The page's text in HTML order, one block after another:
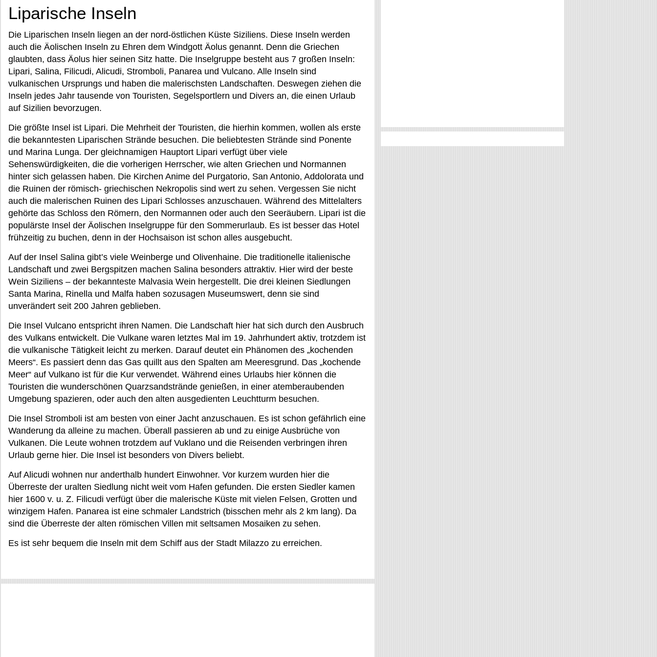
Liparische Inseln
Die Liparischen Inseln liegen an der nord-östlichen Küste Siziliens. Diese Inseln werden
auch die Äolischen Inseln zu Ehren dem Windgott Äolus genannt. Denn die Griechen
glaubten, dass Äolus hier seinen Sitz hatte. Die Inselgruppe besteht aus 7 großen Inseln:
Lipari, Salina, Filicudi, Alicudi, Stromboli, Panarea und Vulcano. Alle Inseln sind
vulkanischen Ursprungs und haben die malerischsten Landschaften. Deswegen ziehen die
Inseln jedes Jahr tausende von Touristen, Segelsportlern und Divers an, die einen Urlaub
auf Sizilien bevorzugen.
Die größte Insel ist Lipari. Die Mehrheit der Touristen, die hierhin kommen, wollen als erste
die bekanntesten Liparischen Strände besuchen. Die beliebtesten Strände sind Ponente
und Marina Lunga. Der gleichnamigen Hauptort Lipari verfügt über viele
Sehenswürdigkeiten, die die vorherigen Herrscher, wie alten Griechen und Normannen
hinter sich gelassen haben. Die Kirchen Anime del Purgatorio, San Antonio, Addolorata und
die Ruinen der römisch- griechischen Nekropolis sind wert zu sehen. Vergessen Sie nicht
auch die malerischen Ruinen des Lipari Schlosses anzuschauen. Während des Mittelalters
gehörte das Schloss den Römern, den Normannen oder auch den Seeräubern. Lipari ist die
populärste Insel der Äolischen Inselgruppe für den Sommerurlaub. Es ist besser das Hotel
frühzeitig zu buchen, denn in der Hochsaison ist schon alles ausgebucht.
Auf der Insel Salina gibt’s viele Weinberge und Olivenhaine. Die traditionelle italienische
Landschaft und zwei Bergspitzen machen Salina besonders attraktiv. Hier wird der beste
Wein Siziliens – der bekannteste Malvasia Wein hergestellt. Die drei kleinen Siedlungen
Santa Marina, Rinella und Malfa haben sozusagen Museumswert, denn sie sind
unverändert seit 200 Jahren geblieben.
Die Insel Vulcano entspricht ihren Namen. Die Landschaft hier hat sich durch den Ausbruch
des Vulkans entwickelt. Die Vulkane waren letztes Mal im 19. Jahrhundert aktiv, trotzdem ist
die vulkanische Tätigkeit leicht zu merken. Darauf deutet ein Phänomen des „kochenden
Meers“. Es passiert denn das Gas quillt aus den Spalten am Meeresgrund. Das „kochende
Meer“ auf Vulkano ist für die Kur verwendet. Während eines Urlaubs hier können die
Touristen die wunderschönen Quarzsandstrände genießen, in einer atemberaubenden
Umgebung spazieren, oder auch den alten ausgedienten Leuchtturm besuchen.
Die Insel Stromboli ist am besten von einer Jacht anzuschauen. Es ist schon gefährlich eine
Wanderung da alleine zu machen. Überall passieren ab und zu einige Ausbrüche von
Vulkanen. Die Leute wohnen trotzdem auf Vuklano und die Reisenden verbringen ihren
Urlaub gerne hier. Die Insel ist besonders von Divers beliebt.
Auf Alicudi wohnen nur anderthalb hundert Einwohner. Vor kurzem wurden hier die
Überreste der uralten Siedlung nicht weit vom Hafen gefunden. Die ersten Siedler kamen
hier 1600 v. u. Z. Filicudi verfügt über die malerische Küste mit vielen Felsen, Grotten und
winzigem Hafen. Panarea ist eine schmaler Landstrich (bisschen mehr als 2 km lang). Da
sind die Überreste der alten römischen Villen mit seltsamen Mosaiken zu sehen.
Es ist sehr bequem die Inseln mit dem Schiff aus der Stadt Milazzo zu erreichen.